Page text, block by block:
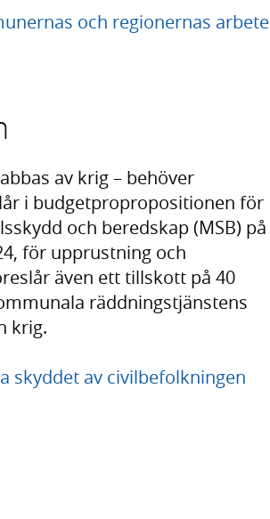
och regionernas arbete
av krig – behöver
i budgetpropropositionen för
och beredskap (MSB) på
för upprustning och
även ett tillskott på 40
räddningstjänstens
krig.
skyddet av civilbefolkningen